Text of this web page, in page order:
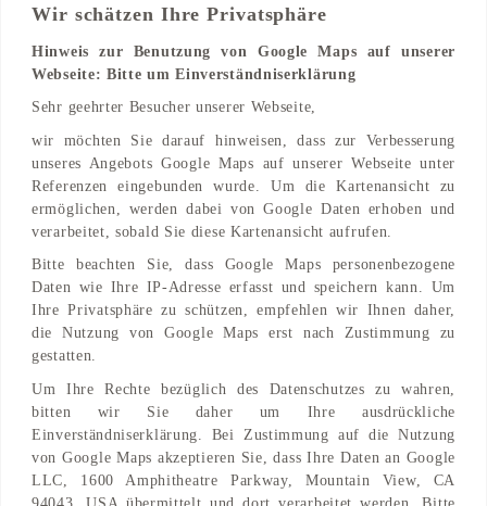
Wir schätzen Ihre Privatsphäre
Hinweis zur Benutzung von Google Maps auf unserer
Webseite: Bitte um Einverständniserklärung
Sehr geehrter Besucher unserer Webseite,
wir möchten Sie darauf hinweisen, dass zur Verbesserung
unseres Angebots Google Maps auf unserer Webseite unter
Referenzen eingebunden wurde. Um die Kartenansicht zu
ermöglichen, werden dabei von Google Daten erhoben und
verarbeitet, sobald Sie diese Kartenansicht aufrufen.
Bitte beachten Sie, dass Google Maps personenbezogene
Daten wie Ihre IP-Adresse erfasst und speichern kann. Um
Ihre Privatsphäre zu schützen, empfehlen wir Ihnen daher,
die Nutzung von Google Maps erst nach Zustimmung zu
gestatten.
Um Ihre Rechte bezüglich des Datenschutzes zu wahren,
bitten wir Sie daher um Ihre ausdrückliche
Einverständniserklärung. Bei Zustimmung auf die Nutzung
von Google Maps akzeptieren Sie, dass Ihre Daten an Google
LLC, 1600 Amphitheatre Parkway, Mountain View, CA
Trockenbau
Adresse
Gevers Deynootplein 63
2586 Den Haag, BJ, NL
Find on Map